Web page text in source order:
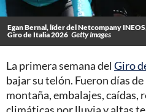
Egan Bernal, líder del Netcompany
Giro de Italia 2026 Getty Images
La primera semana del Giro
bajar su telón. Fueron días
montaña, embalajes, caídas,